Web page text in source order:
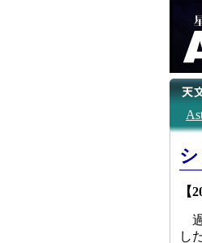
【
し